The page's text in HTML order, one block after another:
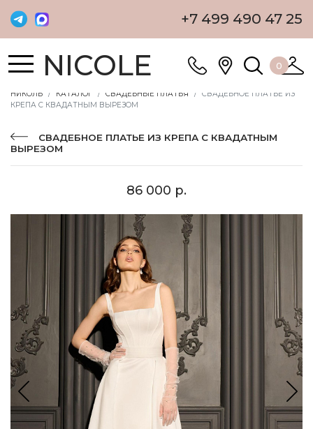
+7 499 490 47 25
NICOLE 0
НИКОЛЬ КАТАЛОГ СВАДЕБНЫЕ ПЛАТЬЯ
СВАДЕБНОЕ ПЛАТЬЕ ИЗ
КРЕПА С КВАДАТНЫМ ВЫРЕЗОМ
СВАДЕБНОЕ ПЛАТЬЕ ИЗ КРЕПА С КВАДАТНЫМ
ВЫРЕЗОМ
86 000 р.